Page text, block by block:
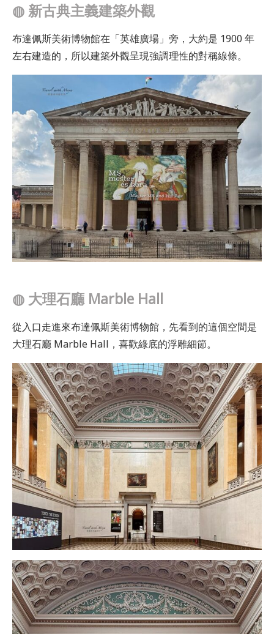
◍ 新古典主義建築外觀
布達佩斯美術博物館在「英雄廣場」旁，大約是 1900 年
左右建造的，所以建築外觀呈現強調理性的對稱線條。
◍ 大理石廳 Marble Hall
從入口走進來布達佩斯美術博物館，先看到的這個空間是
大理石廳 Marble Hall，喜歡綠底的浮雕細節。